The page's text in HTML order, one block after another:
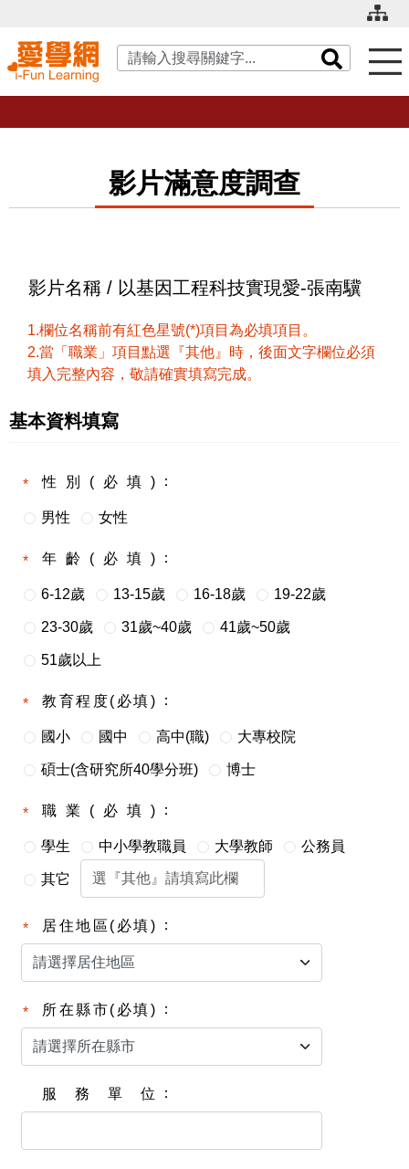
關鍵字搜尋
影片滿意度調查
影片名稱 / 以基因工程科技實現愛-張南驥
1.欄位名稱前有紅色星號(*)項目為必填項目。
2.當「職業」項目點選『其他』時，後面文字欄位必須
填入完整內容，敬請確實填寫完成。
基本資料填寫
性別(必填)
男性 女性
年齡(必填)
6-12歲 13-15歲 16-18歲 19-22歲
23-30歲 31歲~40歲 41歲~50歲
51歲以上
教育程度(必填)
國小 國中 高中(職) 大專校院
碩士(含研究所40學分班) 博士
職業(必填)
學生 中小學教職員 大學教師 公務員
其它
居住地區(必填)
所在縣市(必填)
服務單位